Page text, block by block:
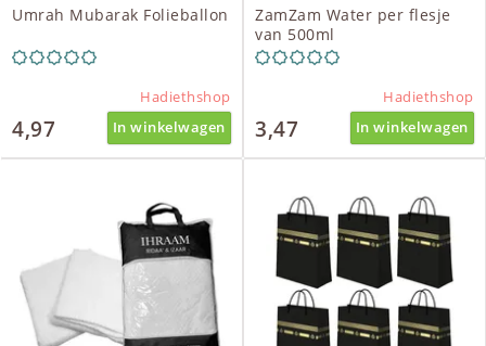
Umrah Mubarak Folieballon
Hadiethshop
4,97 In winkelwagen
ZamZam Water per flesje
van 500ml
Hadiethshop
3,47 In winkelwagen